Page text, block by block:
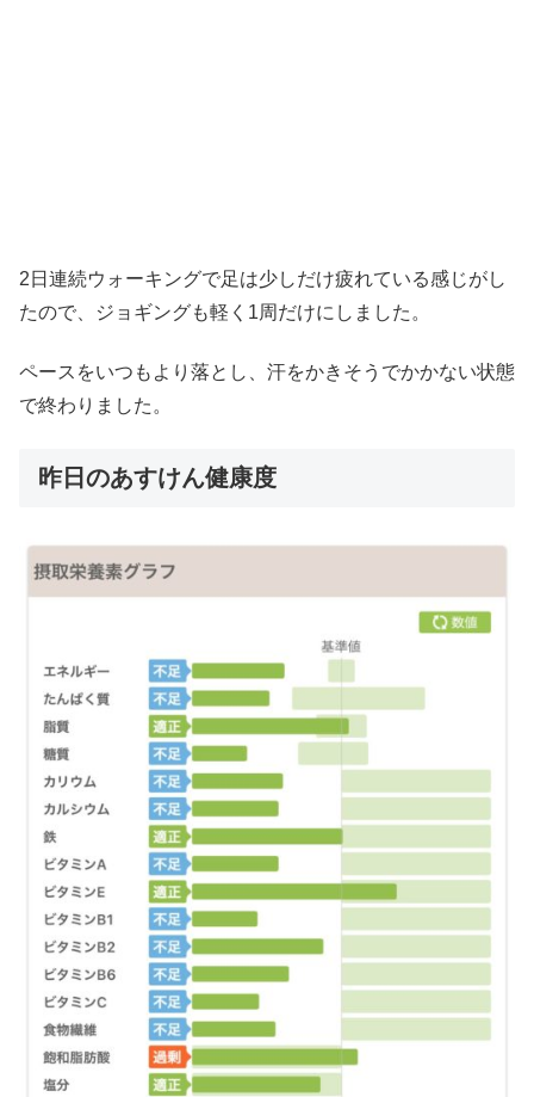
2日連続ウォーキングで足は少しだけ疲れている感じがし
たので、ジョギングも軽く1周だけにしました。
ペースをいつもより落とし、汗をかきそうでかかない状態
で終わりました。
昨日のあすけん健康度